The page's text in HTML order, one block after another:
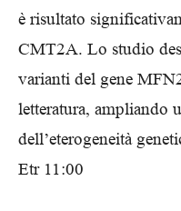
è risultato
CMT2A. Lo studio
varianti del gene
letteratura, ampliando
dell’eterogeneità
Etr 11:00